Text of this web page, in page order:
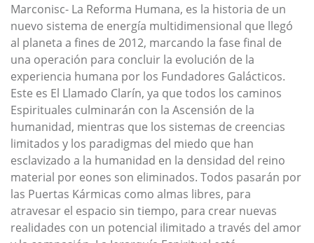
Marconisc- La Reforma Humana, es la historia de un
nuevo sistema de energía multidimensional que llegó
al planeta a fines de 2012, marcando la fase final de
una operación para concluir la evolución de la
experiencia humana por los Fundadores Galácticos.
Este es El Llamado Clarín, ya que todos los caminos
Espirituales culminarán con la Ascensión de la
humanidad, mientras que los sistemas de creencias
limitados y los paradigmas del miedo que han
esclavizado a la humanidad en la densidad del reino
material por eones son eliminados. Todos pasarán por
las Puertas Kármicas como almas libres, para
atravesar el espacio sin tiempo, para crear nuevas
realidades con un potencial ilimitado a través del amor